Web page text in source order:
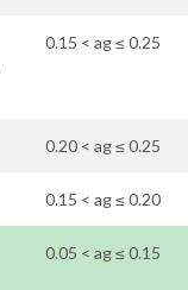
0.15 < ag ≤ 0.25
0.20 < ag ≤ 0.25
0.15 < ag ≤ 0.20
0.05 < ag ≤ 0.15